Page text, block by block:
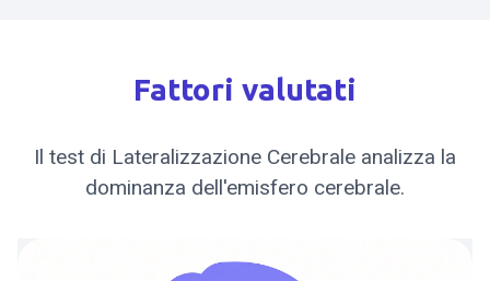
Fattori valutati
Il test di Lateralizzazione Cerebrale analizza la
dominanza dell'emisfero cerebrale.